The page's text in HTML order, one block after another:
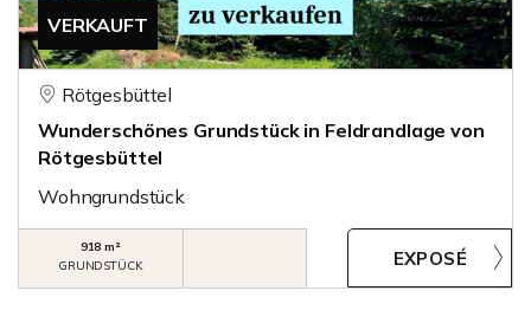
VERKAUFT
Rötgesbüttel
Wunderschönes Grundstück in Feldrandlage von
Rötgesbüttel
Wohngrundstück
918 m²
GRUNDSTÜCK